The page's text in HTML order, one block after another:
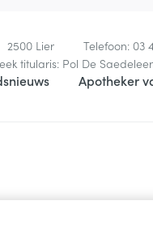
2500 Lier Telefoon: 03
titularis: Pol De Saedeleer
Apotheker